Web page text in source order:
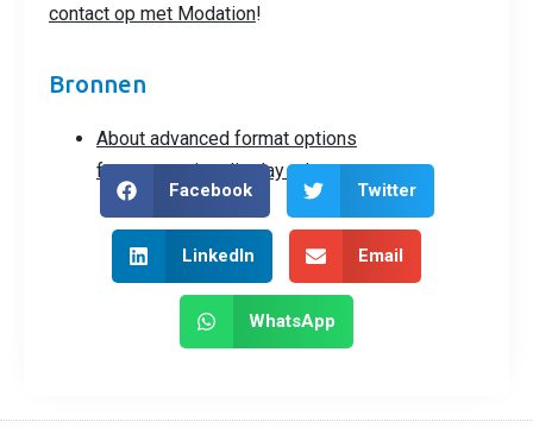
contact op met Modation!
Bronnen
About advanced format options
for responsive display ads
Facebook Twitter
LinkedIn Email
WhatsApp